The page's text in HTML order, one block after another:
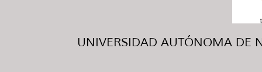
UNIVERSIDAD AUTÓNOMA DE